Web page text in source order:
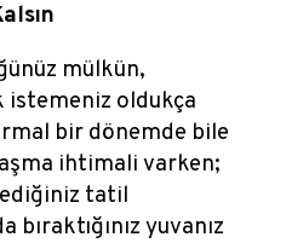
mülkün,
istemeniz oldukça
bir dönemde bile
ihtimali varken;
tatil
yuvanız